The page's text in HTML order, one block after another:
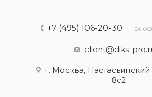
+7 (495) 106-20-30
client@diks-
г. Москва,
8с2